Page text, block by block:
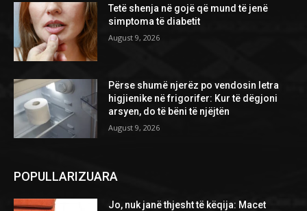
Tetë shenja në gojë që mund të jenë
simptoma të diabetit
August 9, 2026
Përse shumë njerëz po vendosin letra
higjienike në frigorifer: Kur të dëgjoni
arsyen, do të bëni të njëjtën
August 9, 2026
POPULLARIZUARA
Jo, nuk janë thjesht të këqija: Macet